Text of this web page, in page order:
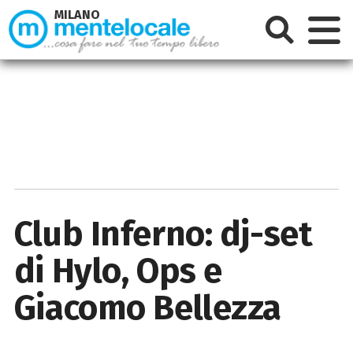
Club Inferno: dj-set
di Hylo, Ops e
Giacomo Bellezza
MILANO